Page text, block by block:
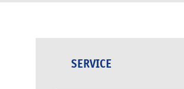
SERVICE